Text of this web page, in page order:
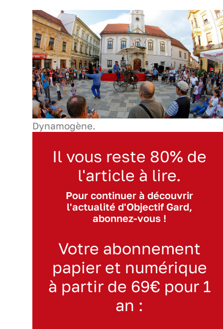
Dynamogène.
Il vous reste 80% de
l'article à lire.
Pour continuer à découvrir
l'actualité d'Objectif Gard,
abonnez-vous !
Votre abonnement
papier et numérique
à partir de 69€ pour 1
an :